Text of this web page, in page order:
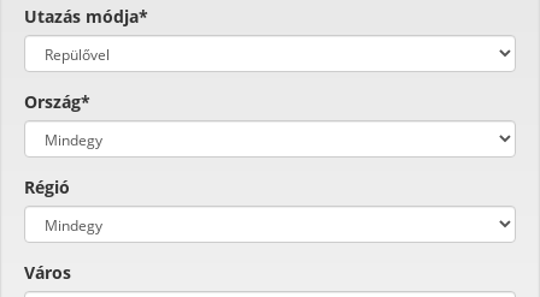
Utazás módja*
Ország*
Régió
Város